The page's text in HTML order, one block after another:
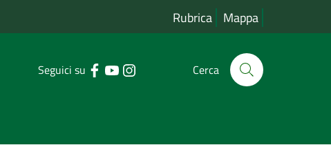
Rubrica Mappa
Seguici su Cerca